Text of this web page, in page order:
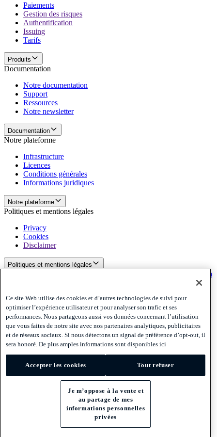
Paiements
Gestion des risques
Authentification
Issuing
Tarifs
Produits
Documentation
Notre documentation
Support
Ressources
Notre newsletter
Documentation
Notre plateforme
Infrastructure
Licences
Conditions générales
Informations juridiques
Notre plateforme
Politiques et mentions légales
Privacy
Cookies
Disclaimer
Politiques et mentions légales
S'abonner à
Privacy
Cookies
Disclaimer
© 2026 Adyen
France (Français)France (Français)
Ce site Web utilise des cookies et d’autres technologies de suivi pour
optimiser l’expérience utilisateur et pour analyser son trafic et ses
performances. Nous partageons aussi vos données concernant l’utilisation
que vous faites de notre site avec nos partenaires analytiques, publicitaires
et de réseaux sociaux. Si nous détectons un signal de préférence d’opt-out, il
sera honoré. De plus amples informations sont disponibles ici
Accepter les cookies Tout refuser
Je m’oppose à la vente et
au partage de mes
informations personnelles
privées